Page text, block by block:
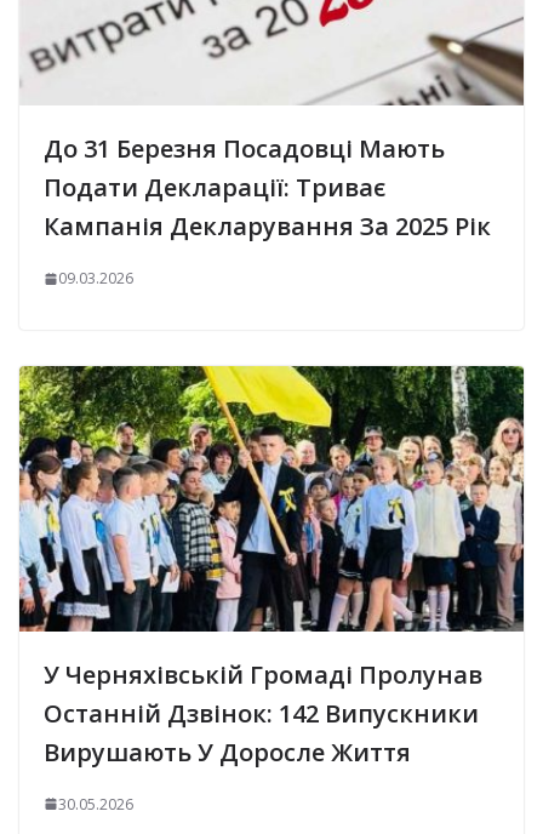
До 31 Березня Посадовці Мають
Подати Декларації: Триває
Кампанія Декларування За 2025 Рік
09.03.2026
У Черняхівській Громаді Пролунав
Останній Дзвінок: 142 Випускники
Вирушають У Доросле Життя
30.05.2026